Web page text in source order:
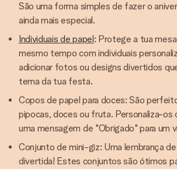
São uma forma simples de fazer o
ainda mais especial.
Individuais de papel: Protege a tua
mesmo tempo com individuais
adicionar fotos ou designs divertidos
tema da tua festa.
Copos de papel para doces: São
pipocas, doces ou fruta. Personaliza-os
uma mensagem de "Obrigado" para um
Conjunto de mini-giz: Uma lembrança
divertida! Estes conjuntos são ótimos